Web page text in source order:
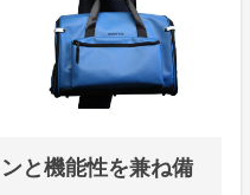
と機能性を兼ね備